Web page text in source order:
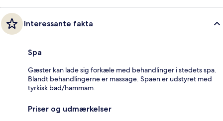
Interessante fakta
Spa
Gæster kan lade sig forkæle med behandlinger i stedets spa.
Blandt behandlingerne er massage. Spaen er udstyret med
tyrkisk bad/hammam.
Priser og udmærkelser